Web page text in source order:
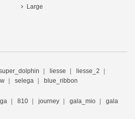
Large
liesse
liesse_2
selega
blue_ribbon
810 journey gala_mio
gala